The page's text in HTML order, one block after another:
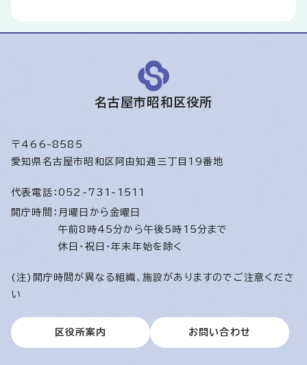
名古屋市昭和区役所
〒466-8585
愛知県名古屋市昭和区阿由知通三丁目19番地
代表電話： 052-731-1511
開庁時間： 月曜日から金曜日
午前8時45分から午後5時15分まで
休日・祝日・年末年始を除く
(注)開庁時間が異なる組織、施設がありますのでご注意くださ
い
区役所案内 お問い合わせ